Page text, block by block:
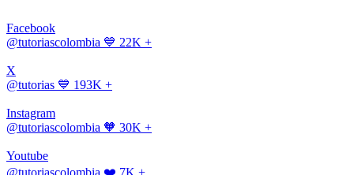
Facebook
@tutoriascolombia 💙 22K +
X
@tutorias 💙 193K +
Instagram
@tutoriascolombia 🧡 30K +
Youtube
@tutoriascolombia ❤️ 7K +